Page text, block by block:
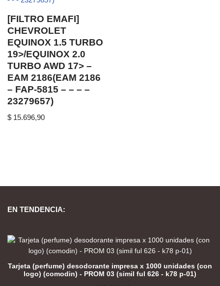
[FILTRO EMAFI]
CHEVROLET
EQUINOX 1.5 TURBO
19>/EQUINOX 2.0
TURBO AWD 17> –
EAM 2186(EAM 2186
– FAP-5815 – – – –
23279657)
$ 15.696,90
EN TENDENCIA:
Tarjeta (perfume) desodorante impresa x 1000 unidades (con
logo) (comodin) - PROM 03 (simil ful 626 - k78 p-01)